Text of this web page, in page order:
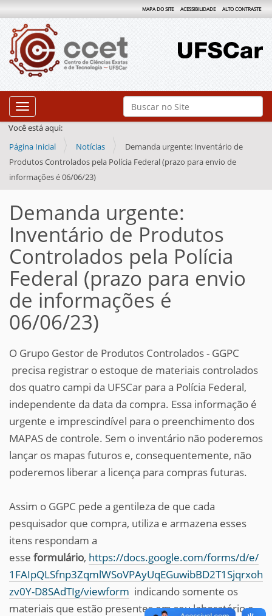
Busca
Busca Avançada…
MAPA DO SITE ACESSIBILIDADE ALTO CONTRASTE
Toggle navigation
Você está aqui:
Página Inicial
Notícias
Demanda urgente: Inventário de
Produtos Controlados pela Polícia Federal (prazo para envio de
informações é 06/06/23)
Demanda urgente:
Inventário de Produtos
Controlados pela Polícia
Federal (prazo para envio
de informações é
06/06/23)
O Grupo Gestor de Produtos Controlados - GGPC
precisa registrar o estoque de materiais controlados
dos quatro campi da UFSCar para a Polícia Federal,
independente da data da compra. Essa informação é
urgente e imprescindível para o preenchimento dos
MAPAS de controle. Sem o inventário não poderemos
lançar os mapas futuros e, consequentemente, não
poderemos liberar a licença para compras futuras.
Assim o GGPC pede a gentileza de que cada
pesquisador que compra, utiliza e armazena esses
itens respondam a
esse formulário, https://docs.google.com/forms/d/e/
1FAIpQLSfnp3ZqmlWSoVPAyUqEGuwibBD2T1Sjqrxoh
zv0Y-D8SAdTIg/viewform indicando somente os
materiais que estão presentes em seu laboratório e